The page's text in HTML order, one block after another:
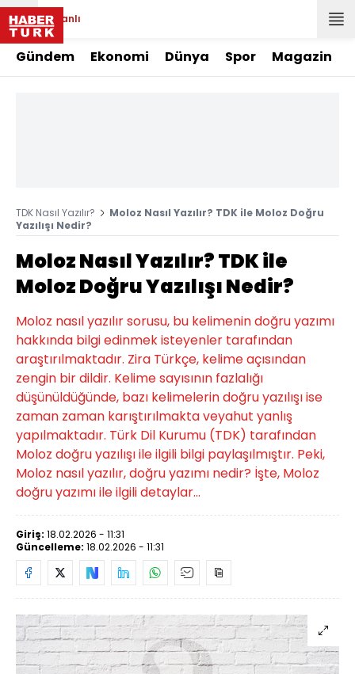
Canlı
Gündem Ekonomi Dünya Spor Magazin
TDK Nasıl Yazılır?
Moloz Nasıl Yazılır? TDK ile Moloz Doğru
Yazılışı Nedir?
Moloz Nasıl Yazılır? TDK ile
Moloz Doğru Yazılışı Nedir?
Moloz nasıl yazılır sorusu, bu kelimenin doğru yazımı
hakkında bilgi edinmek isteyenler tarafından
araştırılmaktadır. Zira Türkçe, kelime açısından
zengin bir dildir. Kelime sayısının fazlalığı
düşünüldüğünde, bazı kelimelerin doğru yazılışı ise
zaman zaman karıştırılmakta veyahut yanlış
yapılmaktadır. Türk Dil Kurumu (TDK) tarafından
Moloz doğru yazılışı ile ilgili bilgi paylaşılmıştır. Peki,
Moloz nasıl yazılır, doğru yazımı nedir? İşte, Moloz
doğru yazımı ile ilgili detaylar...
Giriş: 18.02.2026 - 11:31
Güncelleme: 18.02.2026 - 11:31